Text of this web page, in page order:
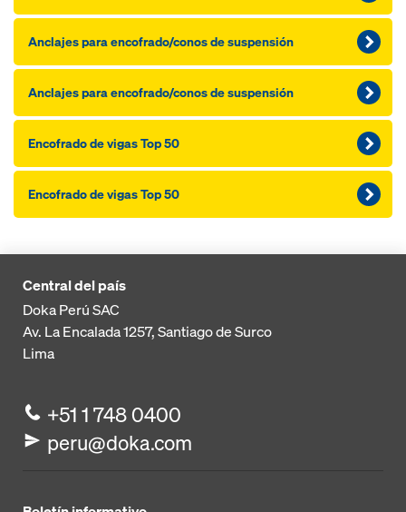
Anclajes para encofrado/conos de suspensión
Anclajes para encofrado/conos de suspensión
Encofrado de vigas Top 50
Encofrado de vigas Top 50
Central del país
Doka Perú SAC
Av. La Encalada 1257,Santiago de Surco
Lima
+51 1 748 0400
peru@doka.com